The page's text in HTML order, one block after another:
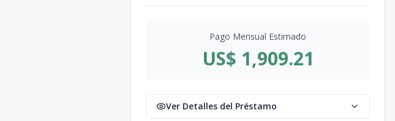
Pago Mensual Estimado
US$ 1,909.21
Ver Detalles del Préstamo